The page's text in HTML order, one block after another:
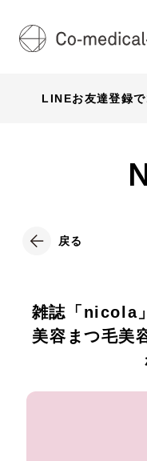
LINEお友達登録
戻る
雑誌「nicola
美容まつ毛美